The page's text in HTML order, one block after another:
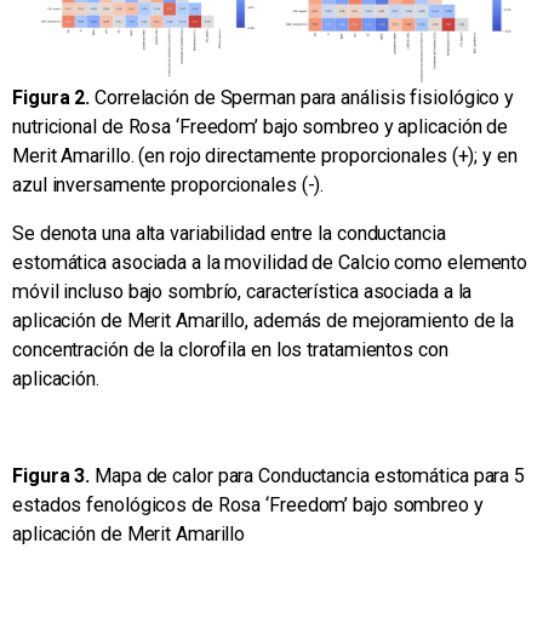
Figura 2. Correlación de Sperman para análisis fisiológico y
nutricional de Rosa ‘Freedom’ bajo sombreo y aplicación de
Merit Amarillo. (en rojo directamente proporcionales (+); y en
azul inversamente proporcionales (-).
Se denota una alta variabilidad entre la conductancia
estomática asociada a la movilidad de Calcio como elemento
móvil incluso bajo sombrío, característica asociada a la
aplicación de Merit Amarillo, además de mejoramiento de la
concentración de la clorofila en los tratamientos con
aplicación.
Figura 3. Mapa de calor para Conductancia estomática para 5
estados fenológicos de Rosa ‘Freedom’ bajo sombreo y
aplicación de Merit Amarillo